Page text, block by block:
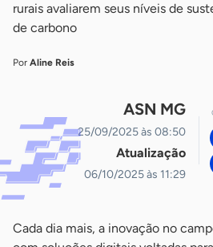
rurais avaliarem seus níveis de
de carbono
Por Aline Reis
ASN MG
25/09/2025 às 08:50
Atualização
06/10/2025 às 11:29
Cada dia mais, a inovação no